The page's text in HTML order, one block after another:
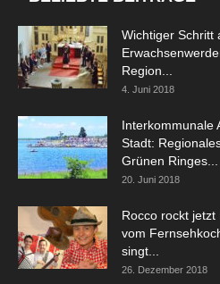
Wichtiger Schritt
Region...
4. Juni 2018
Interkommunale
Stadt:
Grünen Ringes...
20. Juni 2018
Rocco rockt
vom
singt...
26. Dezember 2018